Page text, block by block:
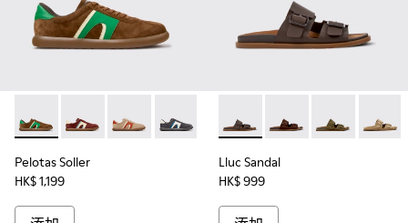
Pelotas Soller - K100937-038 - 男裝多色磨砂革和皮革運動
Pelotas Soller - K100937-037
Pelotas Soller - K100937-036
Pelotas Soller - K100937-033
Pelotas Soller - K100937-031
Pelotas Soller -
Pelotas Soller -
Pelotas
Pelotas Soller
HK$ 1,199
Lluc Sandal - K101091-002 -
Lluc Sandal -Lluc Sandal -
Lluc
Lluc Sandal
HK$ 999